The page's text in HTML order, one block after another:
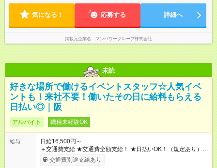
気になる！ 応募する 詳細へ
掲載元企業名 マンパワーグループ株式会社
未読
好きな場所で働けるイベントスタッフ☆人気イベ
ントも！来社不要！働いたその日に給料もらえる
日払い◎｜阪
アルバイト 職種未経験OK
給与
日給16,500円～
＋交通費支給 ★交通費全額支給！ ★日払いOK！（規定あり） ┗
働いたその日に現金GET♪ お仕事後はコンビニATMから 日払
交通費別途支給あり